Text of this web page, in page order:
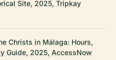
Site, 2025, Tripkay
Christs in Málaga: Hours,
Guide, 2025, AccessNow